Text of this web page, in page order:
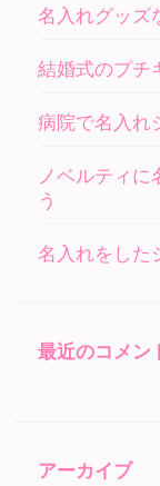
名入れグッズ
結婚式のプチ
病院で名入れ
ノベルティに
う
名入れをした
最近のコメン
アーカイブ